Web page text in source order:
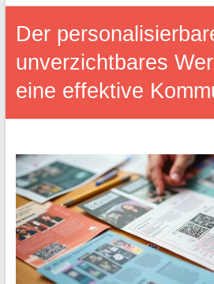
Der
unverzichtbares
eine effektive